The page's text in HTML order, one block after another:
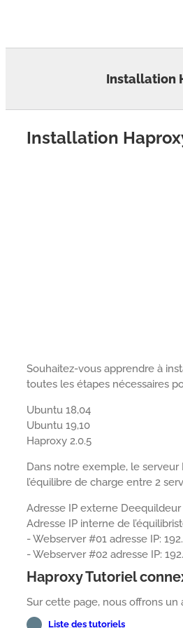
Installation
Installation
Souhaitez-vous apprendre à
toutes les étapes nécessaires
Ubuntu 18,04
Ubuntu 19,10
Haproxy 2.0.5
Dans notre exemple, le serveur
l’équilibre de charge entre 2
Adresse IP externe
Adresse IP interne de
- Webserver #01 adresse IP:
- Webserver #02 adresse IP:
Haproxy Tutoriel
Sur cette page, nous offrons un
Liste des tutoriels